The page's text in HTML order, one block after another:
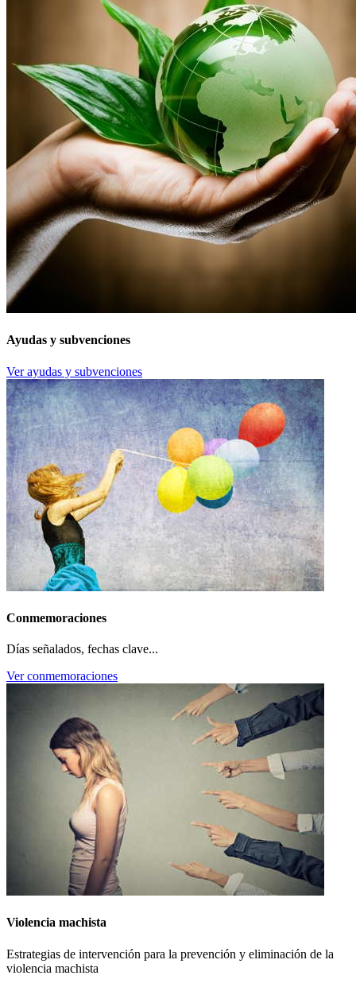
Ayudas y subvenciones
Ver ayudas y subvenciones
Conmemoraciones
Días señalados, fechas clave...
Ver conmemoraciones
Violencia machista
Estrategias de intervención para la prevención y eliminación de la
violencia machista